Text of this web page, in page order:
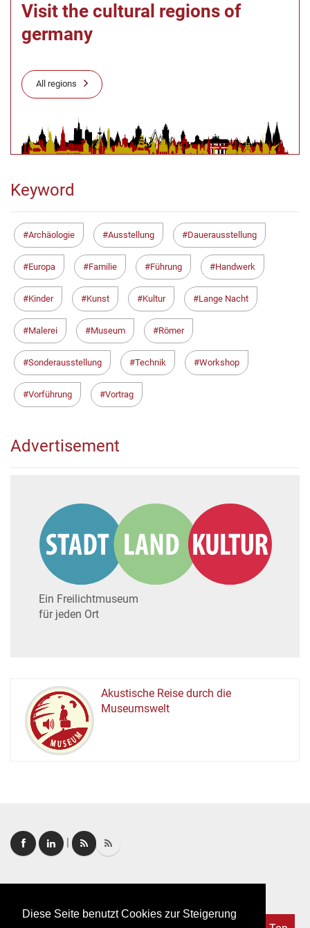
Diese Seite benutzt Cookies zur Steigerung
Visit the cultural regions of
germany
All regions
Keyword
Archäologie Ausstellung Dauerausstellung
Europa Familie Führung Handwerk
Kinder Kunst Kultur Lange Nacht
Malerei Museum Römer
Sonderausstellung Technik Workshop
Vorführung Vortrag
Advertisement
Ein Freilichtmuseum
für jeden Ort
MUSEUM
Akustische Reise durch die
Museumswelt